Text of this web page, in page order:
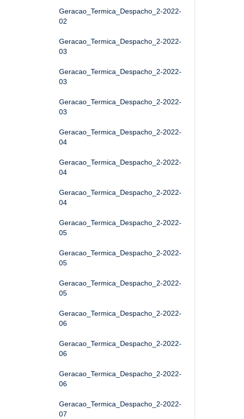
Geracao_Termica_Despacho_2-2022-
02
Geracao_Termica_Despacho_2-2022-
03
Geracao_Termica_Despacho_2-2022-
03
Geracao_Termica_Despacho_2-2022-
03
Geracao_Termica_Despacho_2-2022-
04
Geracao_Termica_Despacho_2-2022-
04
Geracao_Termica_Despacho_2-2022-
04
Geracao_Termica_Despacho_2-2022-
05
Geracao_Termica_Despacho_2-2022-
05
Geracao_Termica_Despacho_2-2022-
05
Geracao_Termica_Despacho_2-2022-
06
Geracao_Termica_Despacho_2-2022-
06
Geracao_Termica_Despacho_2-2022-
06
Geracao_Termica_Despacho_2-2022-
07